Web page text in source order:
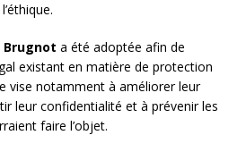
Brugnot a été adoptée afin de
existant en matière de protection
vise notamment à améliorer leur
leur confidentialité et à prévenir les
faire l’objet.